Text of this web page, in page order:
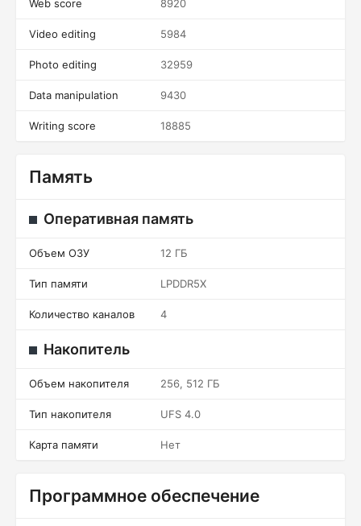
Web score 8920
Video editing 5984
Photo editing 32959
Data manipulation 9430
Writing score 18885
Память
Оперативная память
Объем ОЗУ 12 ГБ
Тип памяти LPDDR5X
Количество каналов 4
Накопитель
Объем накопителя 256, 512 ГБ
Тип накопителя UFS 4.0
Карта памяти Нет
Программное обеспечение